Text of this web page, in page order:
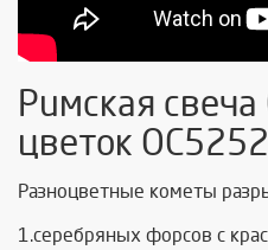
Римская
цветок
Разноцветные кометы
1.серебряных форсов с